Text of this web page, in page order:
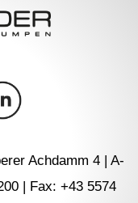
Achdamm 4 | A-
| Fax: +43 5574